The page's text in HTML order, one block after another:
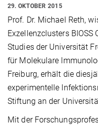
29. OKTOBER 2015
Prof. Dr. Michael Reth,
Exzellenzclusters
Studies der Universität
für Molekulare
Freiburg, erhält die
experimentelle
Stiftung an der
Mit der